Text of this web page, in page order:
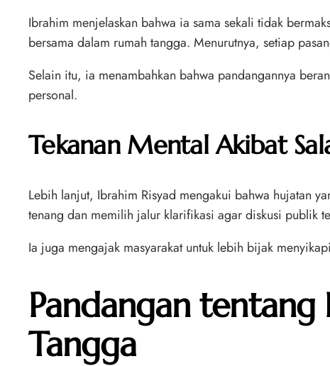
Ibrahim menjelaskan bahwa ia sama sekali tidak
bersama dalam rumah tangga. Menurutnya, setiap
Selain itu, ia menambahkan bahwa pandangannya
personal.
Tekanan Mental Akibat
Lebih lanjut, Ibrahim Risyad mengakui bahwa hujatan
tenang dan memilih jalur klarifikasi agar diskusi publik
Ia juga mengajak masyarakat untuk lebih bijak
Pandangan tentang
Tangga